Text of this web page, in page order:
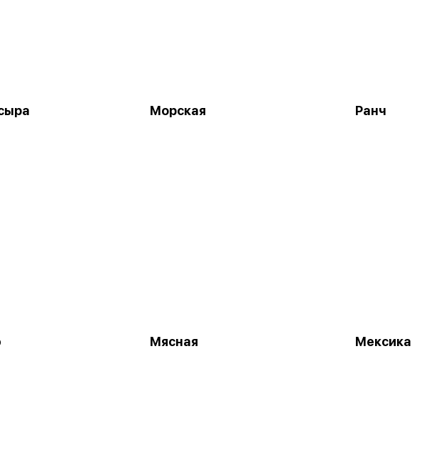
Морская Ранч
Мясная Мексика